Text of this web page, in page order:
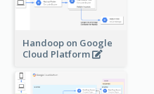
Handoop on Google
Cloud Platform